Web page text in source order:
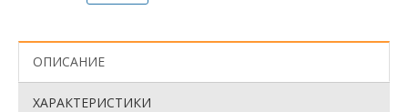
ОПИСАНИЕ
ХАРАКТЕРИСТИКИ